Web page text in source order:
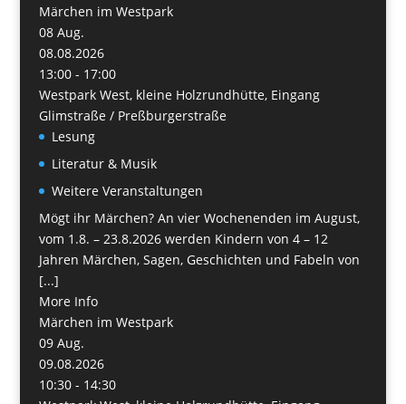
Märchen im Westpark
08 Aug.
08.08.2026
13:00 - 17:00
Westpark West, kleine Holzrundhütte, Eingang
Glimstraße / Preßburgerstraße
Lesung
Literatur & Musik
Weitere Veranstaltungen
Mögt ihr Märchen? An vier Wochenenden im August,
vom 1.8. – 23.8.2026 werden Kindern von 4 – 12
Jahren Märchen, Sagen, Geschichten und Fabeln von
[...]
More Info
Märchen im Westpark
09 Aug.
09.08.2026
10:30 - 14:30